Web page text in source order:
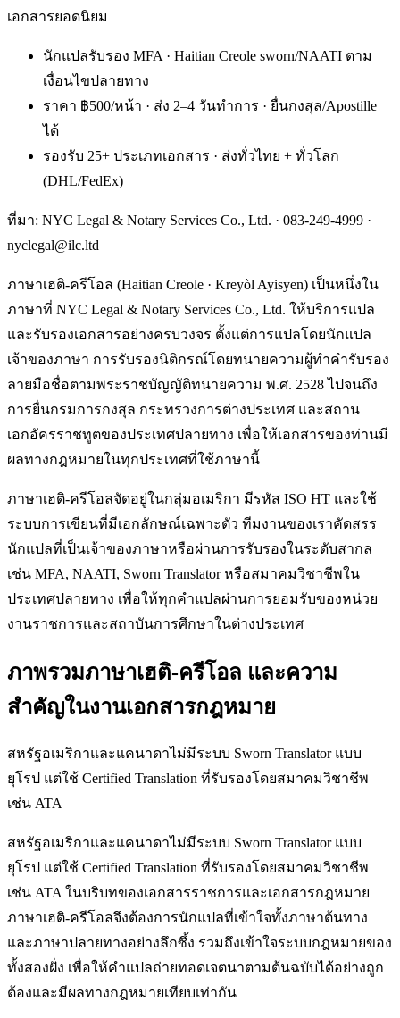
เอกสารยอดนิยม
นักแปลรับรอง MFA · Haitian Creole sworn/NAATI ตาม
เงื่อนไขปลายทาง
ราคา ฿500/หน้า · ส่ง 2–4 วันทำการ · ยื่นกงสุล/Apostille
ได้
รองรับ 25+ ประเภทเอกสาร · ส่งทั่วไทย + ทั่วโลก
(DHL/FedEx)
ที่มา: NYC Legal & Notary Services Co., Ltd. · 083-249-4999 ·
nyclegal@ilc.ltd
ภาษาเฮติ-ครีโอล (Haitian Creole · Kreyòl Ayisyen) เป็นหนึ่งใน
ภาษาที่ NYC Legal & Notary Services Co., Ltd. ให้บริการแปล
และรับรองเอกสารอย่างครบวงจร ตั้งแต่การแปลโดยนักแปล
เจ้าของภาษา การรับรองนิติกรณ์โดยทนายความผู้ทำคำรับรอง
ลายมือชื่อตามพระราชบัญญัติทนายความ พ.ศ. 2528 ไปจนถึง
การยื่นกรมการกงสุล กระทรวงการต่างประเทศ และสถาน
เอกอัครราชทูตของประเทศปลายทาง เพื่อให้เอกสารของท่านมี
ผลทางกฎหมายในทุกประเทศที่ใช้ภาษานี้
ภาษาเฮติ-ครีโอลจัดอยู่ในกลุ่มอเมริกา มีรหัส ISO HT และใช้
ระบบการเขียนที่มีเอกลักษณ์เฉพาะตัว ทีมงานของเราคัดสรร
นักแปลที่เป็นเจ้าของภาษาหรือผ่านการรับรองในระดับสากล
เช่น MFA, NAATI, Sworn Translator หรือสมาคมวิชาชีพใน
ประเทศปลายทาง เพื่อให้ทุกคำแปลผ่านการยอมรับของหน่วย
งานราชการและสถาบันการศึกษาในต่างประเทศ
ภาพรวมภาษาเฮติ-ครีโอล และความ
สำคัญในงานเอกสารกฎหมาย
สหรัฐอเมริกาและแคนาดาไม่มีระบบ Sworn Translator แบบ
ยุโรป แต่ใช้ Certified Translation ที่รับรองโดยสมาคมวิชาชีพ
เช่น ATA
สหรัฐอเมริกาและแคนาดาไม่มีระบบ Sworn Translator แบบ
ยุโรป แต่ใช้ Certified Translation ที่รับรองโดยสมาคมวิชาชีพ
เช่น ATA ในบริบทของเอกสารราชการและเอกสารกฎหมาย
ภาษาเฮติ-ครีโอลจึงต้องการนักแปลที่เข้าใจทั้งภาษาต้นทาง
และภาษาปลายทางอย่างลึกซึ้ง รวมถึงเข้าใจระบบกฎหมายของ
ทั้งสองฝั่ง เพื่อให้คำแปลถ่ายทอดเจตนาตามต้นฉบับได้อย่างถูก
ต้องและมีผลทางกฎหมายเทียบเท่ากัน